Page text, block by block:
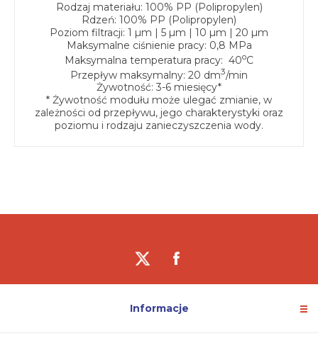
Rodzaj materiału: 100% PP (Polipropylen)
Rdzeń: 100% PP (Polipropylen)
Poziom filtracji: 1 µm | 5 µm | 10 µm | 20 µm
Maksymalne ciśnienie pracy: 0,8 MPa
Maksymalna temperatura pracy: 40oC
Przepływ maksymalny: 20 dm3/min
Żywotność: 3-6 miesięcy*
* Żywotność modułu może ulegać zmianie, w
zależności od przepływu, jego charakterystyki oraz
poziomu i rodzaju zanieczyszczenia wody.
Informacje